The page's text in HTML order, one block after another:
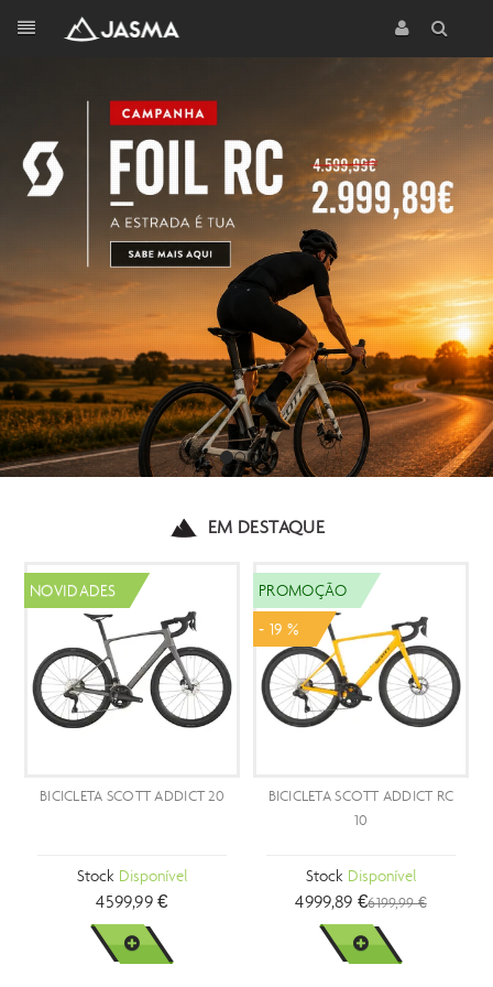
EM DESTAQUE
NOVIDADES
BICICLETA SCOTT ADDICT 20
Stock Disponível
4599,99 €
VER MAIS
PROMOÇÃO
- 19 %
BICICLETA SCOTT ADDICT RC
Stock Disponível
4999,89 €6199,99 €
VER MAIS